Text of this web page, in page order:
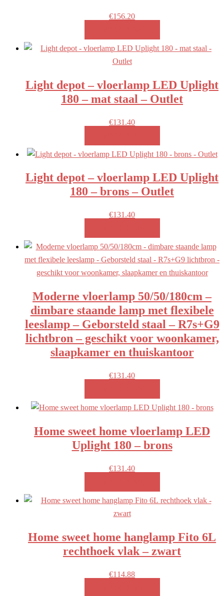
€156.20
Light depot – vloerlamp LED Uplight
180 – mat staal – Outlet
€131.40
Light depot – vloerlamp LED Uplight
180 – brons – Outlet
€131.40
Moderne vloerlamp 50/50/180cm –
dimbare staande lamp met flexibele
leeslamp – Geborsteld staal – R7s+G9
lichtbron – geschikt voor woonkamer,
slaapkamer en thuiskantoor
€131.40
Home sweet home vloerlamp LED
Uplight 180 – brons
€131.40
Home sweet home hanglamp Fito 6L
rechthoek vlak – zwart
€114.88